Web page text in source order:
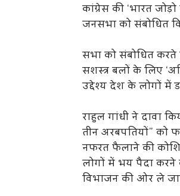
कांग्रेस की ‘भारत
जनसभा को संबोधित
सभा को संबोधित करते
सशस्त्र बलों के लिए
उद्देश्य देश के लोगों में
राहुल गांधी ने दावा
तीन अरबपतियों” को
नफरत फैलाने की
लोगों में भय पैदा करने
विभाजन की ओर ले